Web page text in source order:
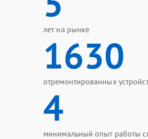
лет на рынке
1630
отремонтированных
4
минимальный опыт работы